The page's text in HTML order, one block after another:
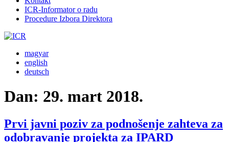
ICR-Informator o radu
Procedure Izbora Direktora
magyar
english
deutsch
Dan: 29. mart 2018.
Prvi javni poziv za podnošenje zahteva za
odobravanje projekta za IPARD